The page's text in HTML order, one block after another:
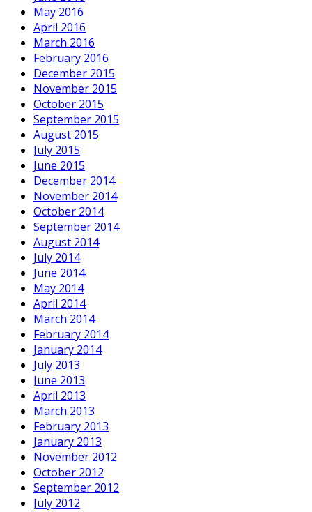
May 2016
April 2016
March 2016
February 2016
December 2015
November 2015
October 2015
September 2015
August 2015
July 2015
June 2015
December 2014
November 2014
October 2014
September 2014
August 2014
July 2014
June 2014
May 2014
April 2014
March 2014
February 2014
January 2014
July 2013
June 2013
April 2013
March 2013
February 2013
January 2013
November 2012
October 2012
September 2012
July 2012